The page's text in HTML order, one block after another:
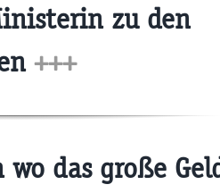
zu den
+++
das große